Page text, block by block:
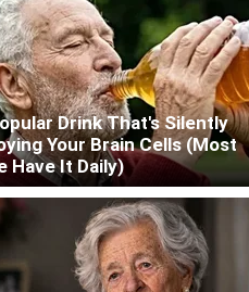
Drink That's Silently
Your Brain Cells (Most
Have It Daily)